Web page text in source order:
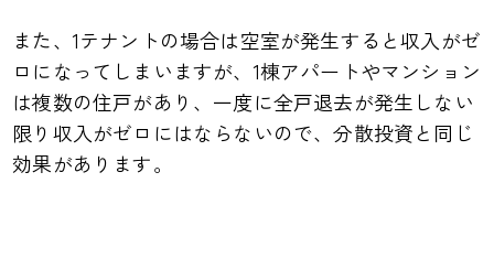
また、1テナントの場合は空室が発生すると収入がゼ
ロになってしまいますが、1棟アパートやマンション
は複数の住戸があり、一度に全戸退去が発生しない
限り収入がゼロにはならないので、分散投資と同じ
効果があります。